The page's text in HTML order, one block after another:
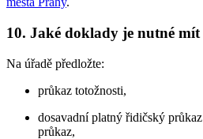
10. Jaké doklady je nutné mít
Na úřadě předložte:
průkaz totožnosti,
dosavadní platný řidičský
průkaz,